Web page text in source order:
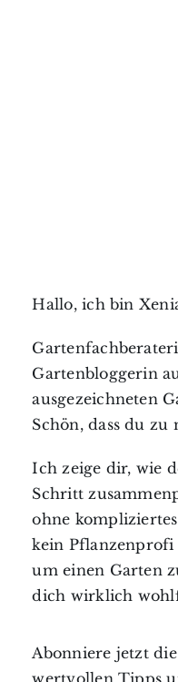
Hallo, ich bin
Gartenbloggerin
ausgezeichneten
Schön, dass du
Ich zeige dir, wie
Schritt
ohne
kein Pflanzenprofi
um einen Garten
dich wirklich
Abonniere jetzt
wertvollen Tipps